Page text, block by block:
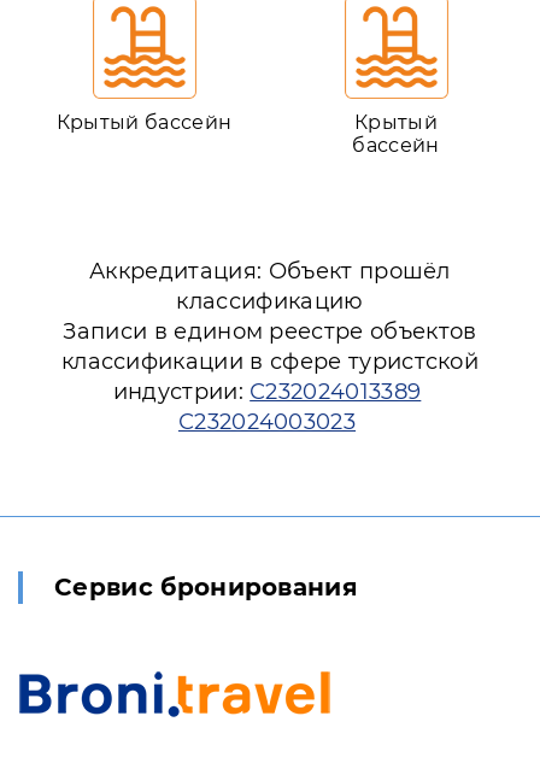
Крытый бассейн
Крытый
бассейн
Аккредитация: Объект прошёл
классификацию
Записи в едином реестре объектов
классификации в сфере туристской
индустрии: С232024013389
С232024003023
Сервис бронирования